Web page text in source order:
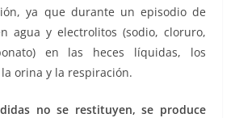
ya que durante un episodio de
agua y electrolitos (sodio, cloruro,
en las heces líquidas, los
orina y la respiración.
no se restituyen, se produce